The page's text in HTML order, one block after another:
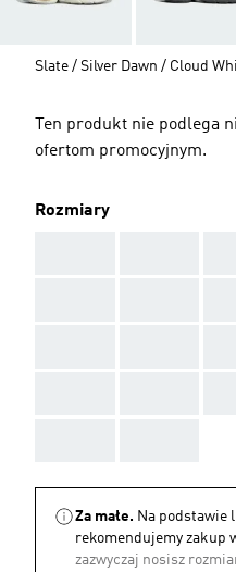
Slate / Silver Dawn / Cloud
Ten produkt nie podlega
ofertom promocyjnym.
Rozmiary
Za małe. Na podstawie
rekomendujemy zakup
zazwyczaj nosisz